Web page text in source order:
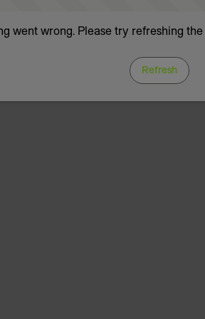
went wrong. Please try refreshing the
Refresh